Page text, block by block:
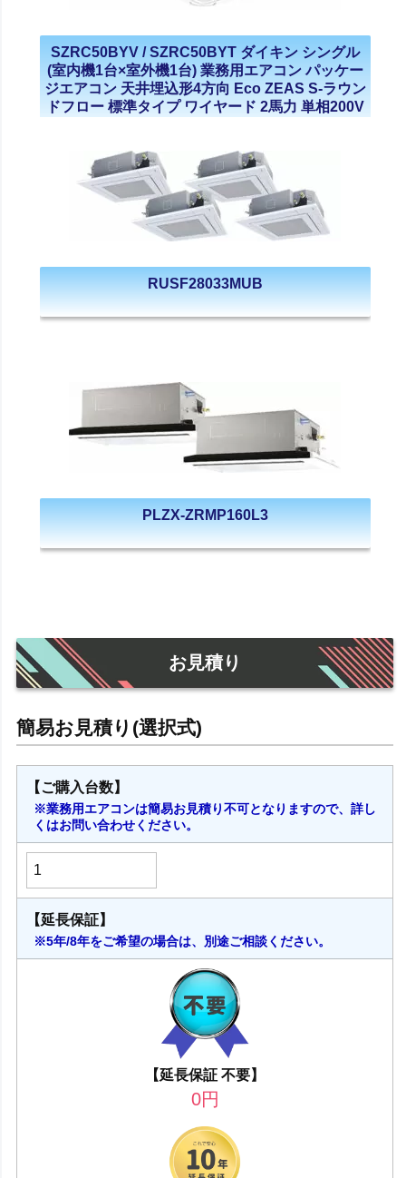
SZRC50BYV / SZRC50BYT ダイキン シングル
(室内機1台×室外機1台) 業務用エアコン パッケー
ジエアコン 天井埋込形4方向 Eco ZEAS S-ラウン
ドフロー 標準タイプ ワイヤード 2馬力 単相200V
RUSF28033MUB
PLZX-ZRMP160L3
お見積り
【ご購入台数】
※業務用エアコンは簡易お見積り不可となりますので、詳し
くはお問い合わせください。
【延長保証】
※5年/8年をご希望の場合は、別途ご相談ください。
【延長保証 不要】
0円